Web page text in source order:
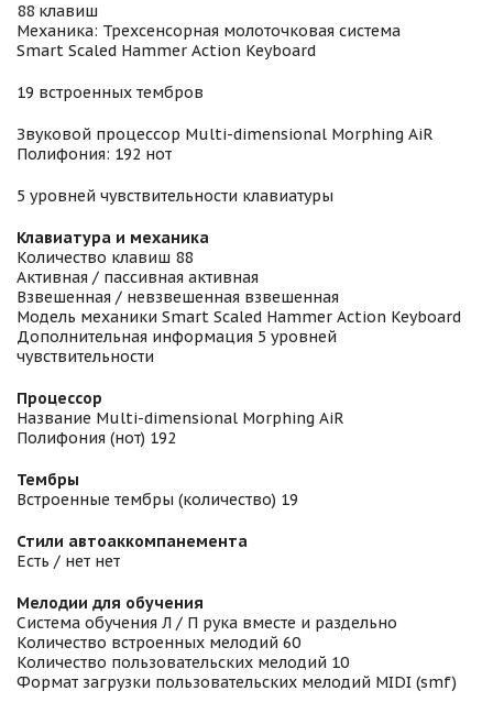
88 клавиш
Механика: Трехсенсорная молоточковая система
Smart Scaled Hammer Action Keyboard
19 встроенных тембров
Звуковой процессор Multi-dimensional Morphing AiR
Полифония: 192 нот
5 уровней чувствительности клавиатуры
Клавиатура и механика
Количество клавиш 88
Активная / пассивная активная
Взвешенная / невзвешенная взвешенная
Модель механики Smart Scaled Hammer Action Keyboard
Дополнительная информация 5 уровней
чувствительности
Процессор
Название Multi-dimensional Morphing AiR
Полифония (нот) 192
Тембры
Встроенные тембры (количество) 19
Стили автоаккомпанемента
Есть / нет нет
Мелодии для обучения
Система обучения Л / П рука вместе и раздельно
Количество встроенных мелодий 60
Количество пользовательских мелодий 10
Формат загрузки пользовательских мелодий MIDI (smf)